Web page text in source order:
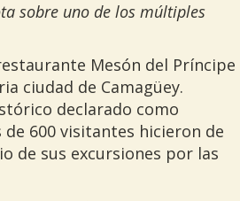
sobre uno de los múltiples
Mesón del Príncipe
ciudad de Camagüey.
declarado como
600 visitantes hicieron de
de sus excursiones por las